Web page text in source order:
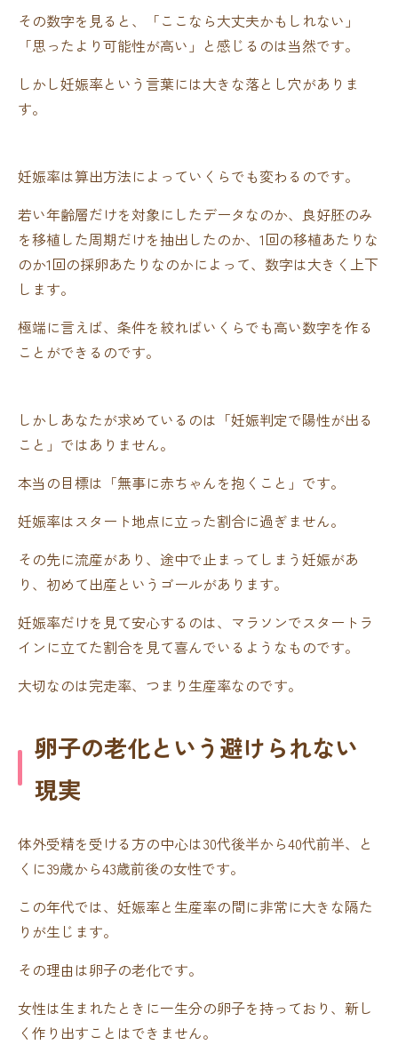
その数字を見ると、「ここなら大丈夫かもしれない」
「思ったより可能性が高い」と感じるのは当然です。
しかし妊娠率という言葉には大きな落とし穴がありま
す。
妊娠率は算出方法によっていくらでも変わるのです。
若い年齢層だけを対象にしたデータなのか、良好胚のみ
を移植した周期だけを抽出したのか、1回の移植あたりな
のか1回の採卵あたりなのかによって、数字は大きく上下
します。
極端に言えば、条件を絞ればいくらでも高い数字を作る
ことができるのです。
しかしあなたが求めているのは「妊娠判定で陽性が出る
こと」ではありません。
本当の目標は「無事に赤ちゃんを抱くこと」です。
妊娠率はスタート地点に立った割合に過ぎません。
その先に流産があり、途中で止まってしまう妊娠があ
り、初めて出産というゴールがあります。
妊娠率だけを見て安心するのは、マラソンでスタートラ
インに立てた割合を見て喜んでいるようなものです。
大切なのは完走率、つまり生産率なのです。
卵子の老化という避けられない
現実
体外受精を受ける方の中心は30代後半から40代前半、と
くに39歳から43歳前後の女性です。
この年代では、妊娠率と生産率の間に非常に大きな隔た
りが生じます。
その理由は卵子の老化です。
女性は生まれたときに一生分の卵子を持っており、新し
く作り出すことはできません。